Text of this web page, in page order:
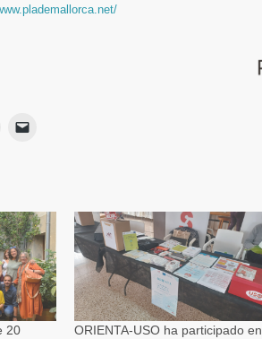
electrónico
a
un
amigo
(Se
abre
en
una
ventana
nueva)
20
ORIENTA-USO ha participado en